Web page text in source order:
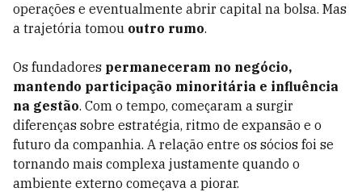
operações e eventualmente abrir capital na bolsa. Mas
a trajetória tomou outro rumo.
Os fundadores permaneceram no negócio,
mantendo participação minoritária e influência
na gestão. Com o tempo, começaram a surgir
diferenças sobre estratégia, ritmo de expansão e o
futuro da companhia. A relação entre os sócios foi se
tornando mais complexa justamente quando o
ambiente externo começava a piorar.